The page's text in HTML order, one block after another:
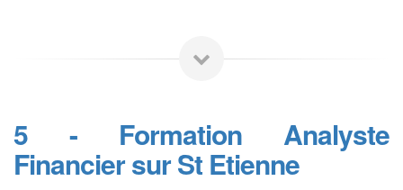
5 - Formation Analyste
Financier sur St Etienne